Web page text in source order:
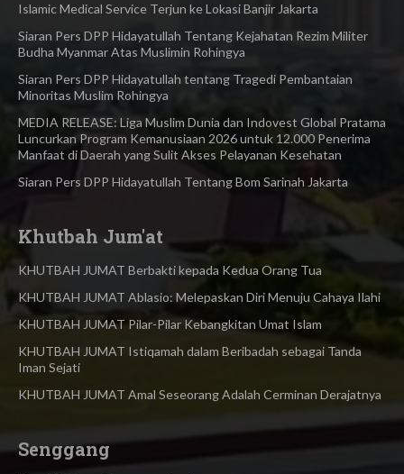
Islamic Medical Service Terjun ke Lokasi Banjir Jakarta
Siaran Pers DPP Hidayatullah Tentang Kejahatan Rezim Militer
Budha Myanmar Atas Muslimin Rohingya​
Siaran Pers DPP Hidayatullah​ tentang Tragedi Pembantaian
Minoritas Muslim Rohingya
MEDIA RELEASE: Liga Muslim Dunia dan Indovest Global Pratama
Luncurkan Program Kemanusiaan 2026 untuk 12.000 Penerima
Manfaat di Daerah yang Sulit Akses Pelayanan Kesehatan
Siaran Pers DPP Hidayatullah Tentang Bom Sarinah Jakarta
Khutbah Jum'at
KHUTBAH JUMAT Berbakti kepada Kedua Orang Tua
KHUTBAH JUMAT Ablasio: Melepaskan Diri Menuju Cahaya Ilahi
KHUTBAH JUMAT Pilar-Pilar Kebangkitan Umat Islam
KHUTBAH JUMAT Istiqamah dalam Beribadah sebagai Tanda
Iman Sejati
KHUTBAH JUMAT Amal Seseorang Adalah Cerminan Derajatnya
Senggang